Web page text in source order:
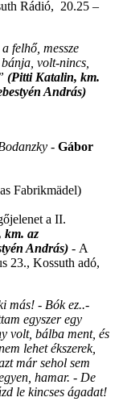
Rádió, 20.25 –
felhő, messze
volt-nincs,
(Pitti Katalin, km.
András)
- Gábor
Fabrikmädel)
a II.
km. az
András) - A
23., Kossuth adó,
más! - Bók ez..-
egyszer egy
volt, bálba ment, és
lehet ékszerek,
már sehol sem
hamar. - De
le kincses ágadat!